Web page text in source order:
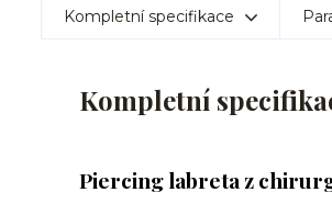
Kompletní specifikace
Kompletní
Piercing labreta z